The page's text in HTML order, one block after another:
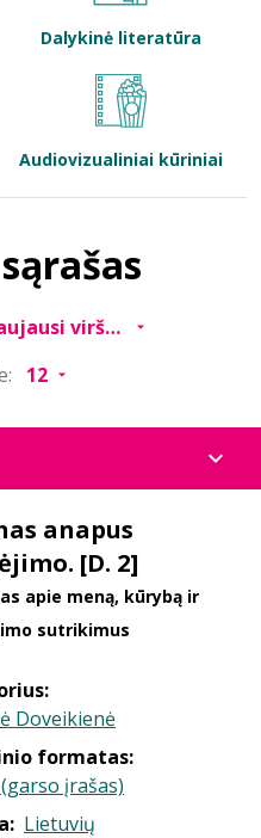
Dalykinė literatūra
Audiovizualiniai kūriniai
anapus
[D. 2]
apie meną, kūrybą ir
sutrikimus
Doveikienė
formatas:
įrašas)
Lietuvių